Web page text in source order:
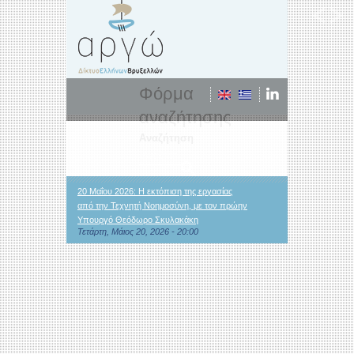
Φόρμα
αναζήτησης
20 Μαΐου 2026: Η εκτόπιση της εργασίας
από την Τεχνητή Νοημοσύνη, με τον πρώην
Υπουργό Θεόδωρο Σκυλακάκη
Τετάρτη, Μάιος 20, 2026 - 20:00